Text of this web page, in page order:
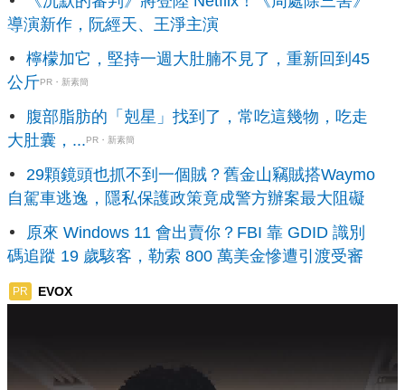
導演新作，阮經天、王淨主演
檸檬加它，堅持一週大肚腩不見了，重新回到45
公斤PR・新素簡
腹部脂肪的「剋星」找到了，常吃這幾物，吃走
大肚囊，...PR・新素簡
29顆鏡頭也抓不到一個賊？舊金山竊賊搭Waymo
自駕車逃逸，隱私保護政策竟成警方辦案最大阻礙
原來 Windows 11 會出賣你？FBI 靠 GDID 識別
碼追蹤 19 歲駭客，勒索 800 萬美金慘遭引渡受審
PR EVOX